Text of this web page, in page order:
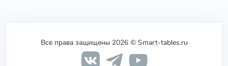
Все права защищены 2026 © Smart-tables.ru